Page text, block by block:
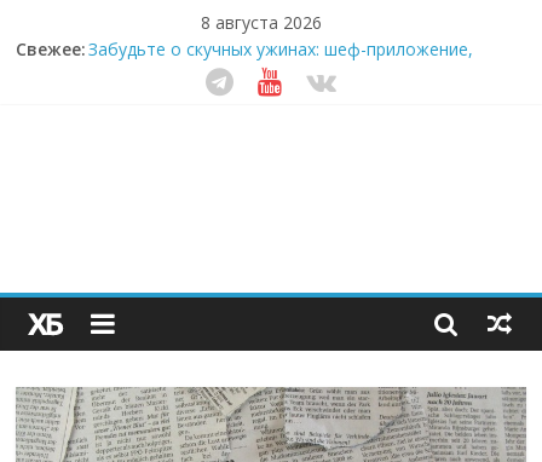
8 августа 2026
Свежее:Забудьте о скучных ужинах: шеф-приложение,
которое видит вашу еду насквозь
Небо зовёт: как бизнес на полётах дронов и
Секрет супергидратации: почему кокосовая вода с
пребиотиками становится главным трендом
здорового питания